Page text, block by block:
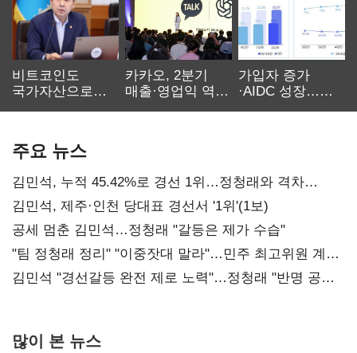
비트코인도
국가자산으로…'
카카오, 2분기
매출·영업익 역대
가입자 증가
·AIDC 성장…
주요 뉴스
김민석, 누적 45.42%로 경선 1위…정청래와 격차
0.86%p(2보)
김민석, 제주·인천 당대표 경선서 '1위'(1보)
공세 멈춘 김민석…정청래 "갈등은 제가 수습"
"팀 정청래 정리" "이중잣대 말라"…민주 최고위원 계파
다툼 격화
김민석 "경선갈등 완전 제로 노력"…정청래 "반명 공세
많이 본 뉴스